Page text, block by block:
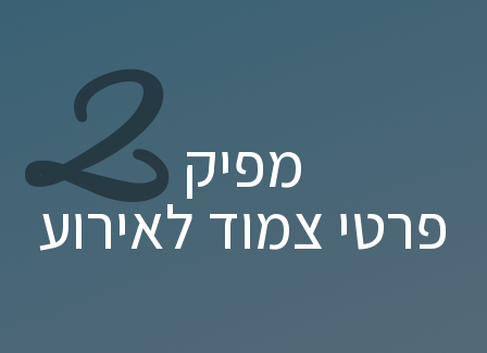
2 מפיק
פרטי צמוד לאירוע